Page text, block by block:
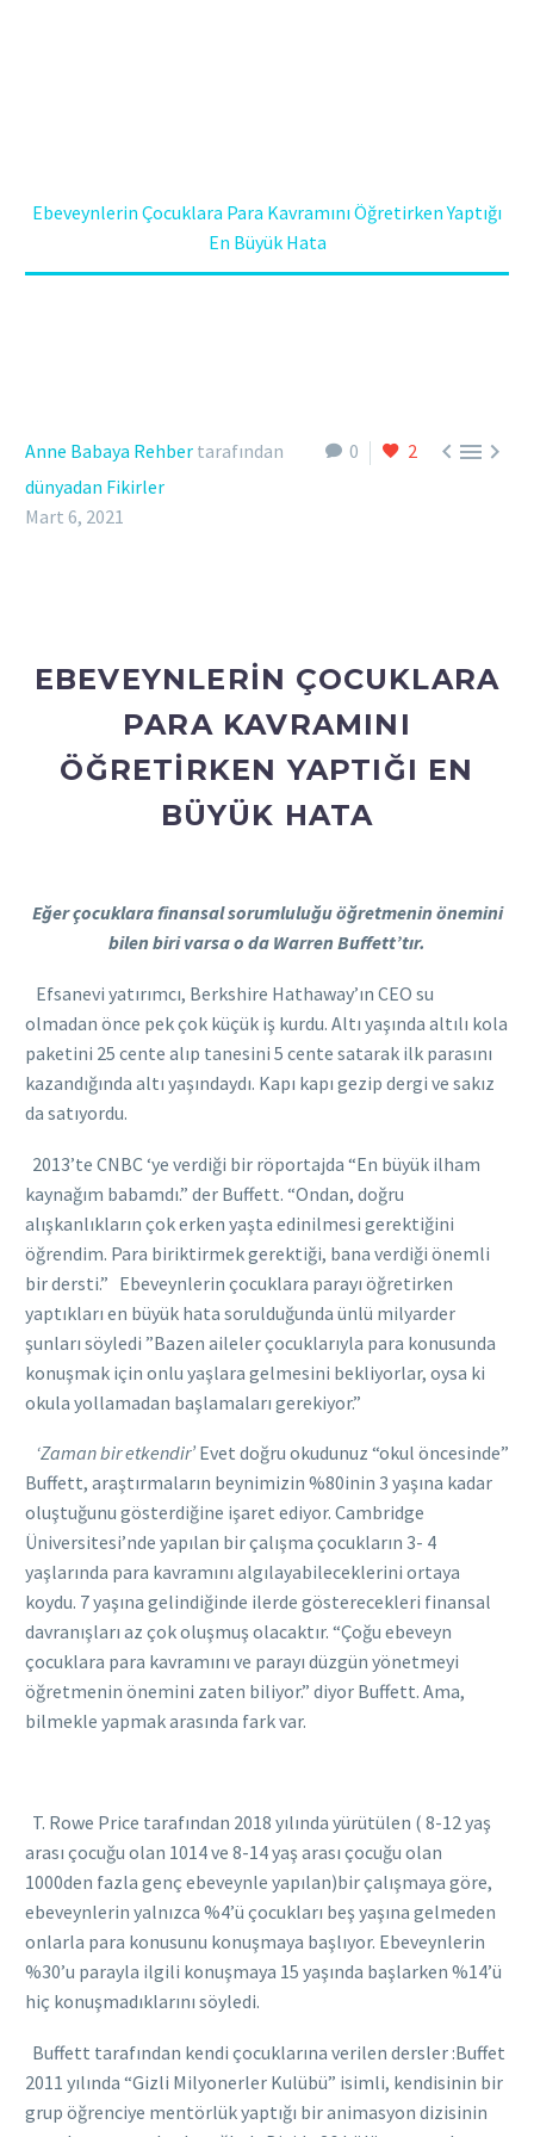
Ebeveynlerin Çocuklara Para Kavramını Öğretirken Yaptığı
En Büyük Hata
0 2 
Anne Babaya Rehber tarafından
dünyadan Fikirler
Mart 6, 2021
EBEVEYNLERİN ÇOCUKLARA
PARA KAVRAMINI
ÖĞRETİRKEN YAPTIĞI EN
BÜYÜK HATA
Eğer çocuklara finansal sorumluluğu öğretmenin önemini
bilen biri varsa o da Warren Buffett’tır.
Efsanevi yatırımcı, Berkshire Hathaway’ın CEO su
olmadan önce pek çok küçük iş kurdu. Altı yaşında altılı kola
paketini 25 cente alıp tanesini 5 cente satarak ilk parasını
kazandığında altı yaşındaydı. Kapı kapı gezip dergi ve sakız
da satıyordu.
2013’te CNBC ‘ye verdiği bir röportajda “En büyük ilham
kaynağım babamdı.” der Buffett. “Ondan, doğru
alışkanlıkların çok erken yaşta edinilmesi gerektiğini
öğrendim. Para biriktirmek gerektiği, bana verdiği önemli
bir dersti.” Ebeveynlerin çocuklara parayı öğretirken
yaptıkları en büyük hata sorulduğunda ünlü milyarder
şunları söyledi ”Bazen aileler çocuklarıyla para konusunda
konuşmak için onlu yaşlara gelmesini bekliyorlar, oysa ki
okula yollamadan başlamaları gerekiyor.”
‘Zaman bir etkendir’ Evet doğru okudunuz “okul öncesinde”
Buffett, araştırmaların beynimizin %80inin 3 yaşına kadar
oluştuğunu gösterdiğine işaret ediyor. Cambridge
Üniversitesi’nde yapılan bir çalışma çocukların 3- 4
yaşlarında para kavramını algılayabileceklerini ortaya
koydu. 7 yaşına gelindiğinde ilerde gösterecekleri finansal
davranışları az çok oluşmuş olacaktır. “Çoğu ebeveyn
çocuklara para kavramını ve parayı düzgün yönetmeyi
öğretmenin önemini zaten biliyor.” diyor Buffett. Ama,
bilmekle yapmak arasında fark var.
T. Rowe Price tarafından 2018 yılında yürütülen ( 8-12 yaş
arası çocuğu olan 1014 ve 8-14 yaş arası çocuğu olan
1000den fazla genç ebeveynle yapılan)bir çalışmaya göre,
ebeveynlerin yalnızca %4’ü çocukları beş yaşına gelmeden
onlarla para konusunu konuşmaya başlıyor. Ebeveynlerin
%30’u parayla ilgili konuşmaya 15 yaşında başlarken %14’ü
hiç konuşmadıklarını söyledi.
Buffett tarafından kendi çocuklarına verilen dersler :Buffet
2011 yılında “Gizli Milyonerler Kulübü” isimli, kendisinin bir
grup öğrenciye mentörlük yaptığı bir animasyon dizisinin